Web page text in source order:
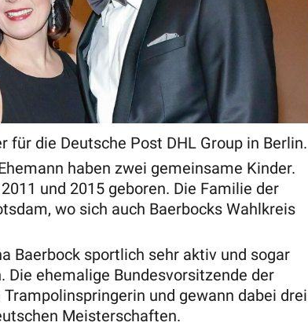
für die Deutsche Post DHL Group in Berlin.
haben zwei gemeinsame Kinder.
und 2015 geboren. Die Familie der
wo sich auch Baerbocks Wahlkreis
Baerbock sportlich sehr aktiv und sogar
ehemalige Bundesvorsitzende der
und gewann dabei drei
Meisterschaften.